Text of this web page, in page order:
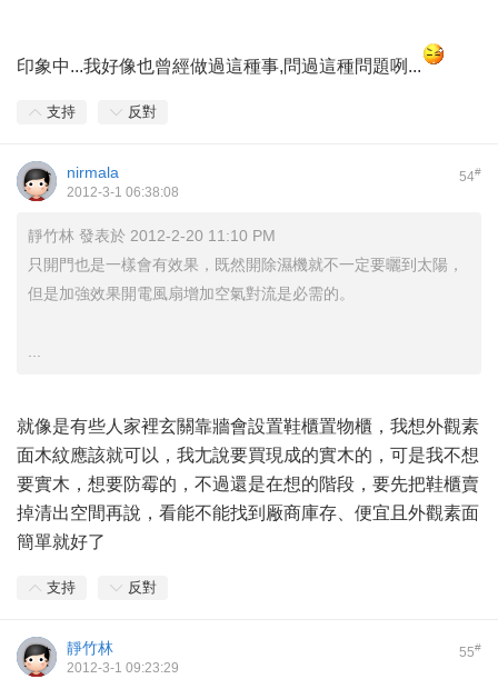
印象中...我好像也曾經做過這種事,問過這種問題咧...
支持 反對
54#
nirmala
2012-3-1 06:38:08
靜竹林 發表於 2012-2-20 11:10 PM
只開門也是一樣會有效果，既然開除濕機就不一定要曬到太陽，
但是加強效果開電風扇增加空氣對流是必需的。
就像是有些人家裡玄關靠牆會設置鞋櫃置物櫃，我想外觀素
面木紋應該就可以，我尢說要買現成的實木的，可是我不想
要實木，想要防霉的，不過還是在想的階段，要先把鞋櫃賣
掉清出空間再說，看能不能找到厰商庫存、便宜且外觀素面
簡單就好了
支持 反對
55#
靜竹林
2012-3-1 09:23:29